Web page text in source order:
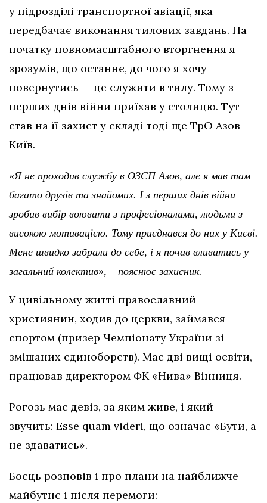
у підрозділі транспортної авіації, яка
передбачає виконання тилових завдань. На
початку повномасштабного вторгнення я
зрозумів, що останнє, до чого я хочу
повернутись — це служити в тилу. Тому з
перших днів війни приїхав у столицю. Тут
став на її захист у складі тоді ще ТрО Азов
Київ.
«Я не проходив службу в ОЗСП Азов, але я мав там
багато друзів та знайомих. І з перших днів війни
зробив вибір воювати з професіоналами, людьми з
високою мотивацією. Тому приєднався до них у Києві.
Мене швидко забрали до себе, і я почав вливатись у
загальний колектив», – пояснює захисник.
У цивільному житті православний
християнин, ходив до церкви, займався
спортом (призер Чемпіонату України зі
змішаних єдиноборств). Має дві вищі освіти,
працював директором ФК «Нива» Вінниця.
Рогозь має девіз, за яким живе, і який
звучить: Еsse quam videri, що означає «Бути, а
не здаватись».
Боєць розповів і про плани на найближче
майбутнє і після перемоги: